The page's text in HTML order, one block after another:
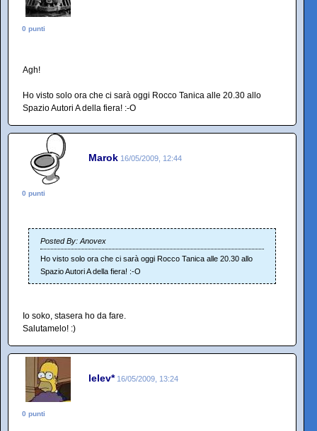
0 punti
Agh!
Ho visto solo ora che ci sarà oggi Rocco Tanica alle 20.30 allo
Spazio Autori A della fiera! :-O
Marok 16/05/2009, 12:44
0 punti
Posted By: Anovex
Ho visto solo ora che ci sarà oggi Rocco Tanica alle 20.30 allo
Spazio Autori A della fiera! :-O
Io soko, stasera ho da fare.
Salutamelo! :)
lelev* 16/05/2009, 13:24
0 punti